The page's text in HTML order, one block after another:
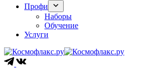
Профи
Наборы
Обучение
Услуги